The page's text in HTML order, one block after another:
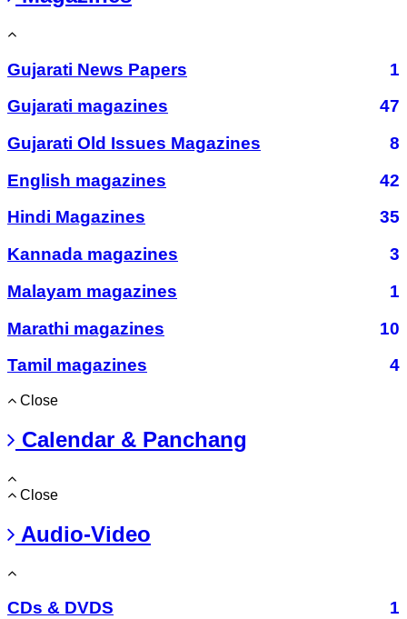
Gujarati News Papers
1
Gujarati magazines
47
Gujarati Old Issues Magazines
8
English magazines
42
Hindi Magazines
35
Kannada magazines
3
Malayam magazines
1
Marathi magazines
10
Tamil magazines
4
Close
Calendar & Panchang
Close
Audio-Video
CDs & DVDS 1